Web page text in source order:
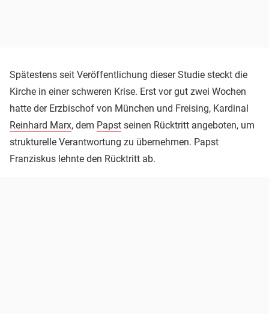
Spätestens seit Veröffentlichung dieser Studie steckt die
Kirche in einer schweren Krise. Erst vor gut zwei Wochen
hatte der Erzbischof von München und Freising, Kardinal
Reinhard Marx, dem Papst seinen Rücktritt angeboten, um
strukturelle Verantwortung zu übernehmen. Papst
Franziskus lehnte den Rücktritt ab.